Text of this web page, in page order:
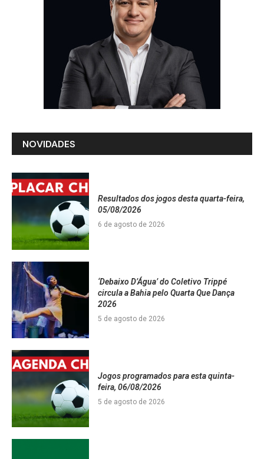
NOVIDADES
Resultados dos jogos desta quarta-feira,
05/08/2026
6 de agosto de 2026
‘Debaixo D’Água’ do Coletivo Trippé
circula a Bahia pelo Quarta Que Dança
2026
5 de agosto de 2026
Jogos programados para esta quinta-
feira, 06/08/2026
5 de agosto de 2026